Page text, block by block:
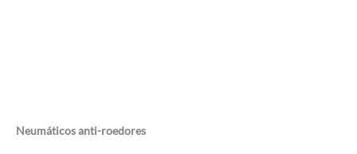
Neumáticos anti-roedores